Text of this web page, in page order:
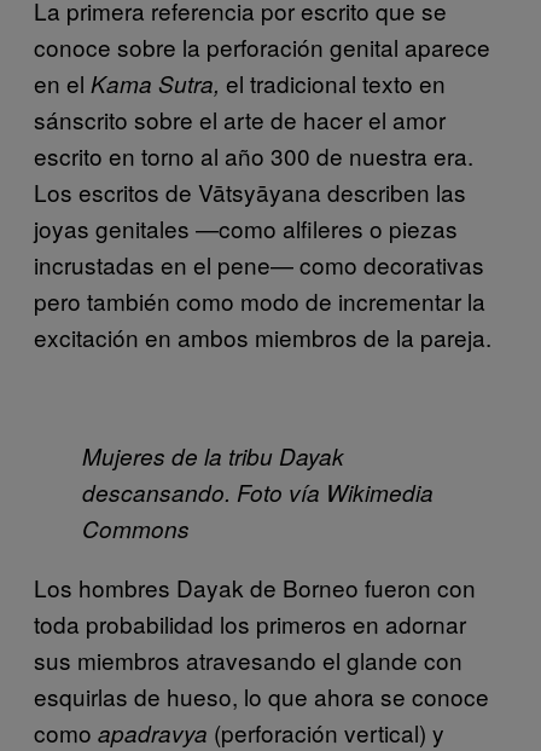
La primera referencia por escrito que se
conoce sobre la perforación genital aparece
en el Kama Sutra, el tradicional texto en
sánscrito sobre el arte de hacer el amor
escrito en torno al año 300 de nuestra era.
Los escritos de Vātsyāyana describen las
joyas genitales —como alfileres o piezas
incrustadas en el pene— como decorativas
pero también como modo de incrementar la
excitación en ambos miembros de la pareja.
Mujeres de la tribu Dayak
descansando. Foto vía Wikimedia
Commons
Los hombres Dayak de Borneo fueron con
toda probabilidad los primeros en adornar
sus miembros atravesando el glande con
esquirlas de hueso, lo que ahora se conoce
como apadravya (perforación vertical) y